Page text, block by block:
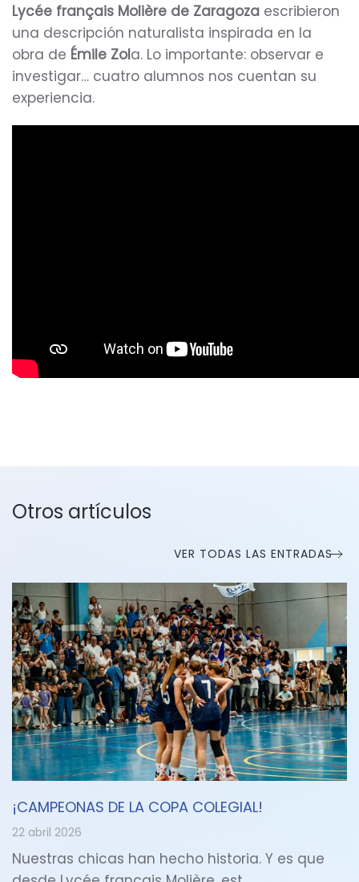
Lycée français Molière de Zaragoza escribieron
una descripción naturalista inspirada en la
obra de Émile Zola. Lo importante: observar e
investigar… cuatro alumnos nos cuentan su
experiencia.
Otros artículos
VER TODAS LAS ENTRADAS
¡CAMPEONAS DE LA COPA COLEGIAL!
22 abril 2026
Nuestras chicas han hecho historia. Y es que